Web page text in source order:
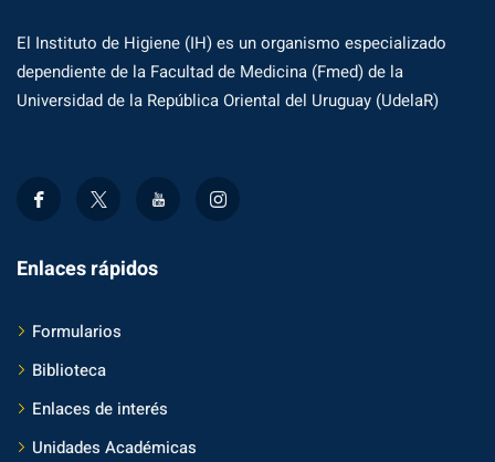
El Instituto de Higiene (IH) es un organismo especializado
dependiente de la Facultad de Medicina (Fmed) de la
Universidad de la República Oriental del Uruguay (UdelaR)
Enlaces rápidos
Formularios
Biblioteca
Enlaces de interés
Unidades Académicas